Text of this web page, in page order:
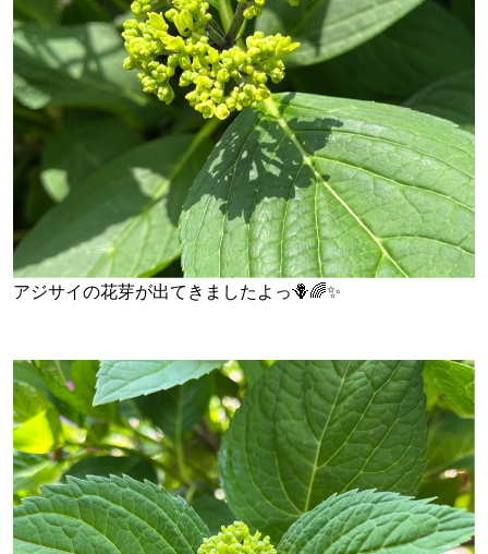
アジサイの花芽が出てきましたよっ🪻🌈✨